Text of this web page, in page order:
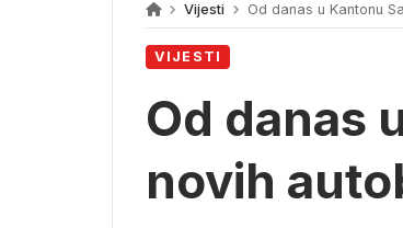
Vijesti Od danas u Kantonu
VIJESTI
Od danas
novih